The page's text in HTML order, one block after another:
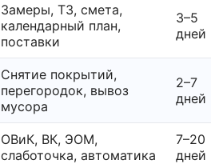
Замеры, ТЗ, смета,
календарный план,
поставки
3–5
дней
Снятие покрытий,
перегородок, вывоз
мусора
2–7
дней
ОВиК, ВК, ЭОМ,
слаботочка, автоматика
7–20
дней